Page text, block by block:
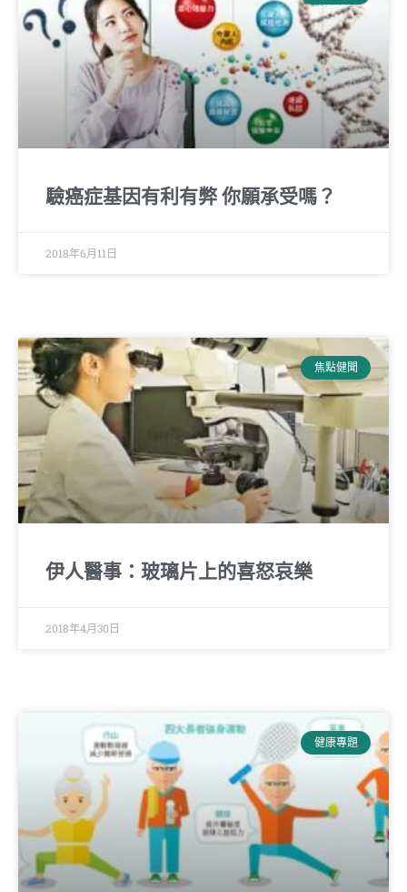
驗癌症基因有利有弊 你願承受嗎？
2018年6月11日
焦點健聞
伊人醫事：玻璃片上的喜怒哀樂
2018年4月30日
健康專題